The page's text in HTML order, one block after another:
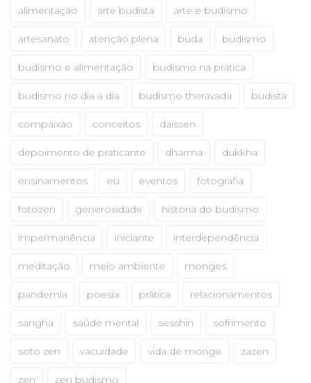
alimentação arte budista arte e budismo
artesanato atenção plena buda budismo
budismo e alimentação budismo na prática
budismo no dia a dia budismo theravada budista
compaixão conceitos daissen
depoimento de praticante dharma dukkha
ensinamentos eu eventos fotografia
fotozen generosidade história do budismo
impermanência iniciante interdependência
meditação meio ambiente monges
pandemia poesia prática relacionamentos
sangha saúde mental sesshin sofrimento
soto zen vacuidade vida de monge zazen
zen zen budismo